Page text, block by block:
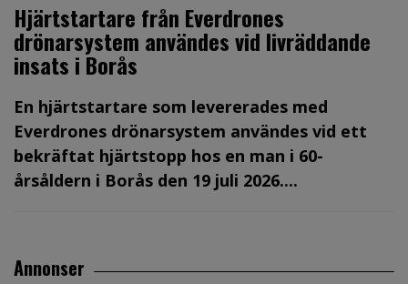
Hjärtstartare från Everdrones
drönarsystem användes vid livräddande
insats i Borås
En hjärtstartare som levererades med
Everdrones drönarsystem användes vid ett
bekräftat hjärtstopp hos en man i 60-
årsåldern i Borås den 19 juli 2026....
Annonser